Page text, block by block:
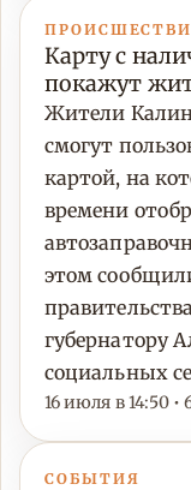
Карту с
покажут
Жители
смогут
картой, на
времени
этом
губернатору
социальных
16 июля в 14:50
СОБЫТИЯ